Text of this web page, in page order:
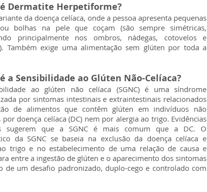
Dermatite Herpetiforme?
da doença celíaca, onde a pessoa apresenta pequenas
bolhas na pele que coçam (são sempre simétricas,
principalmente nos ombros, nádegas, cotovelos e
Também exige uma alimentação sem glúten por toda a
a Sensibilidade ao Glúten Não-Celíaca?
ao glúten não celíaca (SGNC) é uma síndrome
por sintomas intestinais e extraintestinais relacionados
de alimentos que contêm glúten em indivíduos não
por doença celíaca (DC) nem por alergia ao trigo. Evidências
sugerem que a SGNC é mais comum que a DC. O
da SGNC se baseia na exclusão da doença celíaca e
trigo e no estabelecimento de uma relação de causa e
entre a ingestão de glúten e o aparecimento dos sintomas
de um desafio padronizado, duplo-cego e controlado com